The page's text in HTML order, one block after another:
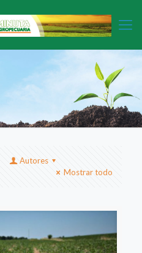
Autores
Mostrar todo